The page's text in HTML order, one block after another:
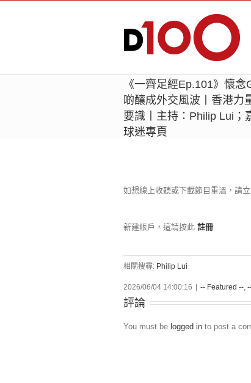
《一齊足經Ep.101》懷
啲釀成外交風波丨香港力
要識丨主持：Philip Lui；
球迷專頁
如想線上收聽或下載節目重溫，請
新建帳戶，這請按此 註冊
相關搜尋: Philip Lui
2026/06/04 14:00:16 -- Featured --,
評論
You must be logged in to post a